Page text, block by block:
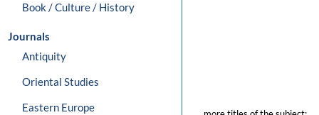
Book / Culture / History
Journals
Antiquity
Oriental Studies
Eastern Europe